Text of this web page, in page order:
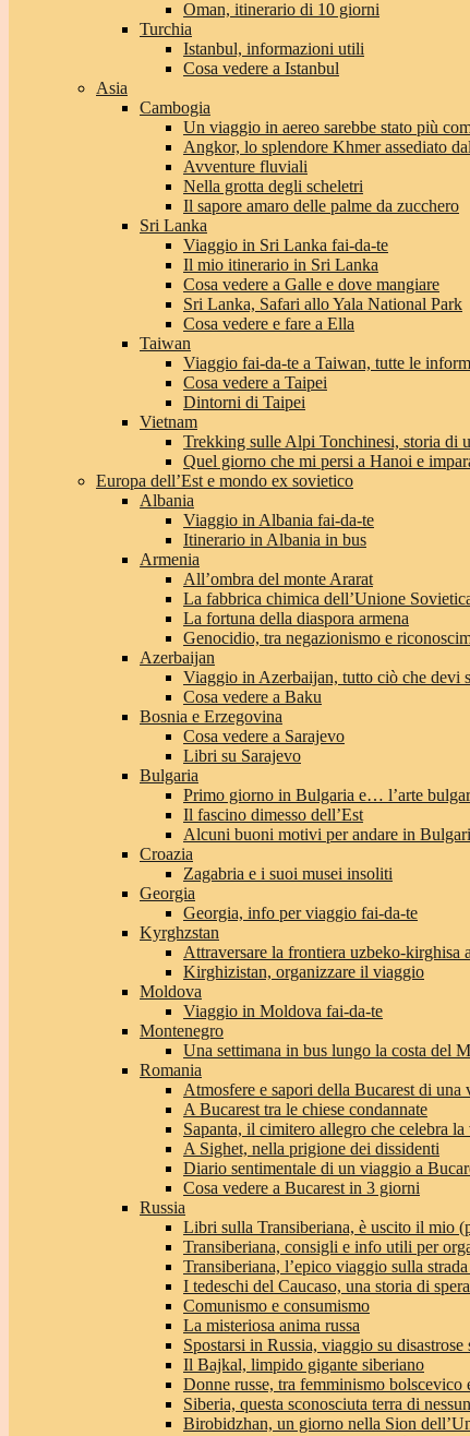
Oman, itinerario di 10 giorni
Turchia
Istanbul, informazioni utili
Cosa vedere a Istanbul
Asia
Cambogia
Un viaggio in aereo sarebbe stato più
Angkor, lo splendore Khmer assediato
Avventure fluviali
Nella grotta degli scheletri
Il sapore amaro delle palme da zucchero
Sri Lanka
Viaggio in Sri Lanka fai-da-te
Il mio itinerario in Sri Lanka
Cosa vedere a Galle e dove mangiare
Sri Lanka, Safari allo Yala National Park
Cosa vedere e fare a Ella
Taiwan
Viaggio fai-da-te a Taiwan, tutte le
Cosa vedere a Taipei
Dintorni di Taipei
Vietnam
Trekking sulle Alpi Tonchinesi, storia di
Quel giorno che mi persi a Hanoi e
Europa dell’Est e mondo ex sovietico
Albania
Viaggio in Albania fai-da-te
Itinerario in Albania in bus
Armenia
All’ombra del monte Ararat
La fabbrica chimica dell’Unione
La fortuna della diaspora armena
Genocidio, tra negazionismo e
Azerbaijan
Viaggio in Azerbaijan, tutto ciò che devi
Cosa vedere a Baku
Bosnia e Erzegovina
Cosa vedere a Sarajevo
Libri su Sarajevo
Bulgaria
Primo giorno in Bulgaria e… l’arte
Il fascino dimesso dell’Est
Alcuni buoni motivi per andare in
Croazia
Zagabria e i suoi musei insoliti
Georgia
Georgia, info per viaggio fai-da-te
Kyrghzstan
Attraversare la frontiera uzbeko-kirghisa
Kirghizistan, organizzare il viaggio
Moldova
Viaggio in Moldova fai-da-te
Montenegro
Una settimana in bus lungo la costa del
Romania
Atmosfere e sapori della Bucarest di una
A Bucarest tra le chiese condannate
Sapanta, il cimitero allegro che celebra la
A Sighet, nella prigione dei dissidenti
Diario sentimentale di un viaggio a
Cosa vedere a Bucarest in 3 giorni
Russia
Libri sulla Transiberiana, è uscito il mio
Transiberiana, consigli e info utili per
Transiberiana, l’epico viaggio sulla
I tedeschi del Caucaso, una storia di
Comunismo e consumismo
La misteriosa anima russa
Spostarsi in Russia, viaggio su
Il Bajkal, limpido gigante siberiano
Donne russe, tra femminismo bolscevico
Siberia, questa sconosciuta terra di
Birobidzhan, un giorno nella Sion